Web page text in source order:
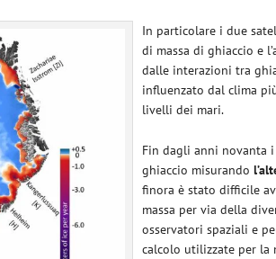
In particolare i due
di massa di ghiaccio e
dalle interazioni tra
influenzato dal clima
livelli dei mari.
Fin dagli anni novanta
ghiaccio misurando
finora è stato difficile
massa per via della
osservatori spaziali e
calcolo utilizzate per la